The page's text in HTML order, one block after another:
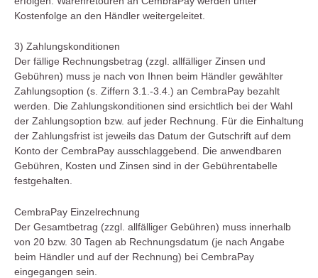
Kostenfolge an den Händler weitergeleitet.
3) Zahlungskonditionen
Der fällige Rechnungsbetrag (zzgl. allfälliger Zinsen und
Gebühren) muss je nach von Ihnen beim Händler gewählter
Zahlungsoption (s. Ziffern 3.1.-3.4.) an CembraPay bezahlt
werden. Die Zahlungskonditionen sind ersichtlich bei der Wahl
der Zahlungsoption bzw. auf jeder Rechnung. Für die Einhaltung
der Zahlungsfrist ist jeweils das Datum der Gutschrift auf dem
Konto der CembraPay ausschlaggebend. Die anwendbaren
Gebühren, Kosten und Zinsen sind in der Gebührentabelle
festgehalten.
CembraPay Einzelrechnung
Der Gesamtbetrag (zzgl. allfälliger Gebühren) muss innerhalb
von 20 bzw. 30 Tagen ab Rechnungsdatum (je nach Angabe
beim Händler und auf der Rechnung) bei CembraPay
eingegangen sein.